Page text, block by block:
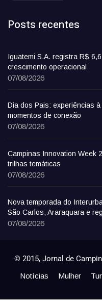
Posts recentes
Iguatemi S.A. registra R$
crescimento operacional
07/08/2026
Dia dos Pais: experiências
momentos de conexão
07/08/2026
Campinas Innovation Week
trilhas temáticas
07/08/2026
Nova temporada do
São Carlos, Araraquara e
07/08/2026
© 2015, Jornal de
Notícias Mulher